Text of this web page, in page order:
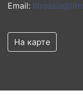
Email:
На карте